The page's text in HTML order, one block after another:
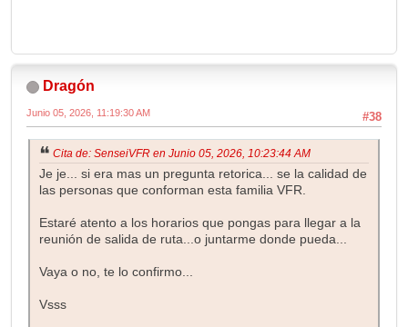
Dragón
#38
Junio 05, 2026, 11:19:30 AM
Cita de: SenseiVFR en Junio 05, 2026, 10:23:44 AM
Je je... si era mas un pregunta retorica... se la calidad de
las personas que conforman esta familia VFR.
Estaré atento a los horarios que pongas para llegar a la
reunión de salida de ruta...o juntarme donde pueda...
Vaya o no, te lo confirmo...
Vsss